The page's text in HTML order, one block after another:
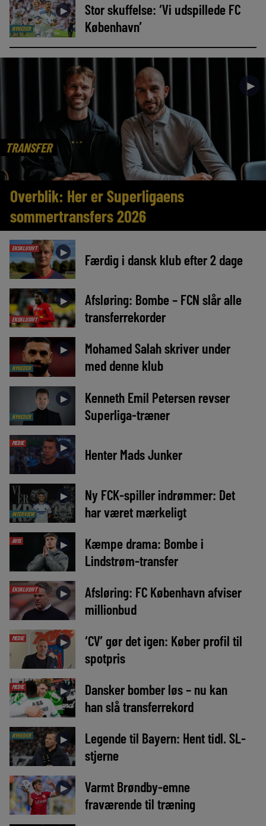
NYHEDER
►
Stor skuffelse: ‘Vi udspillede FC
København’
TRANSFER
►
Overblik: Her er Superligaens
sommertransfers 2026
EKSKLUSIVT ► Færdig i dansk klub efter 2 dage
EKSKLUSIVT
►
Afsløring: Bombe – FCN slår alle
transferrekorder
NYHEDER
►
Mohamed Salah skriver under
med denne klub
NYHEDER
►
Kenneth Emil Petersen revser
Superliga-træner
MEDIE ► Henter Mads Junker
INTERVIEW
►
Ny FCK-spiller indrømmer: Det
har været mærkeligt
AVIS ►
Kæmpe drama: Bombe i
Lindstrøm-transfer
EKSKLUSIVT ►
Afsløring: FC København afviser
millionbud
MEDIE ►
‘CV’ gør det igen: Køber profil til
spotpris
MEDIE ►
Dansker bomber løs – nu kan
han slå transferrekord
NYHEDER ►
Legende til Bayern: Hent tidl. SL-
stjerne
►
Varmt Brøndby-emne
fraværende til træning